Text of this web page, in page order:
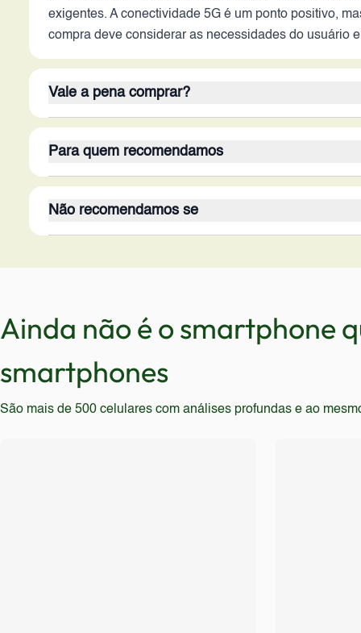
exigentes. A conectividade 5G é um ponto positivo,
compra deve considerar as necessidades do usuário
Vale a pena comprar?
sejam atraentes, o desempenho do processador, a
mais recentes. A ausência de recursos como
recentes e com melhor desempenho.
Para quem recomendamos
desempenho bruto ou com as últimas tecnologias.
web, redes sociais e consumo de mídia, podem
Não recomendamos se
decepcionados. Por fim, quem prioriza a
Ainda não é o smartphone
smartphones
São mais de 500 celulares com análises profundas e ao